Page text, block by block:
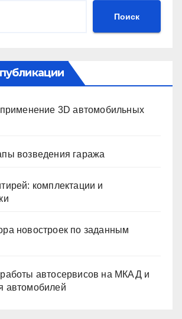
Поиск
3D автомобильных
возведения гаража
комплектации и
новостроек по заданным
автосервисов на МКАД и
автомобилей